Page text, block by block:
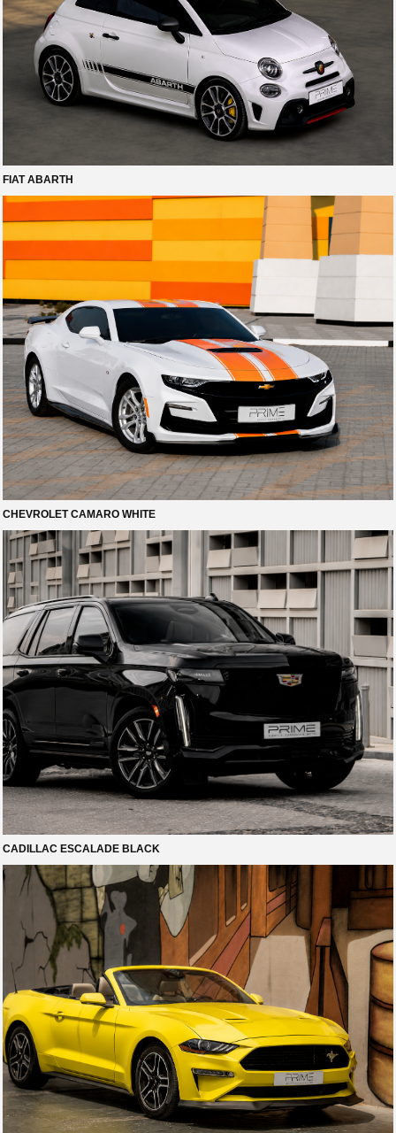
FIAT ABARTH
CHEVROLET CAMARO WHITE
CADILLAC ESCALADE BLACK